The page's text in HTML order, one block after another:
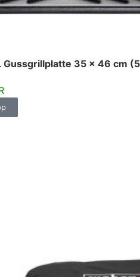
Gussgrillplatte 35 x 46 cm